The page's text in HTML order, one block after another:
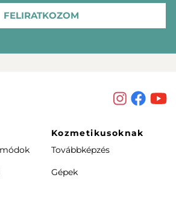
FELIRATKOZOM
Kozmetikusoknak
Továbbképzés
Gépek